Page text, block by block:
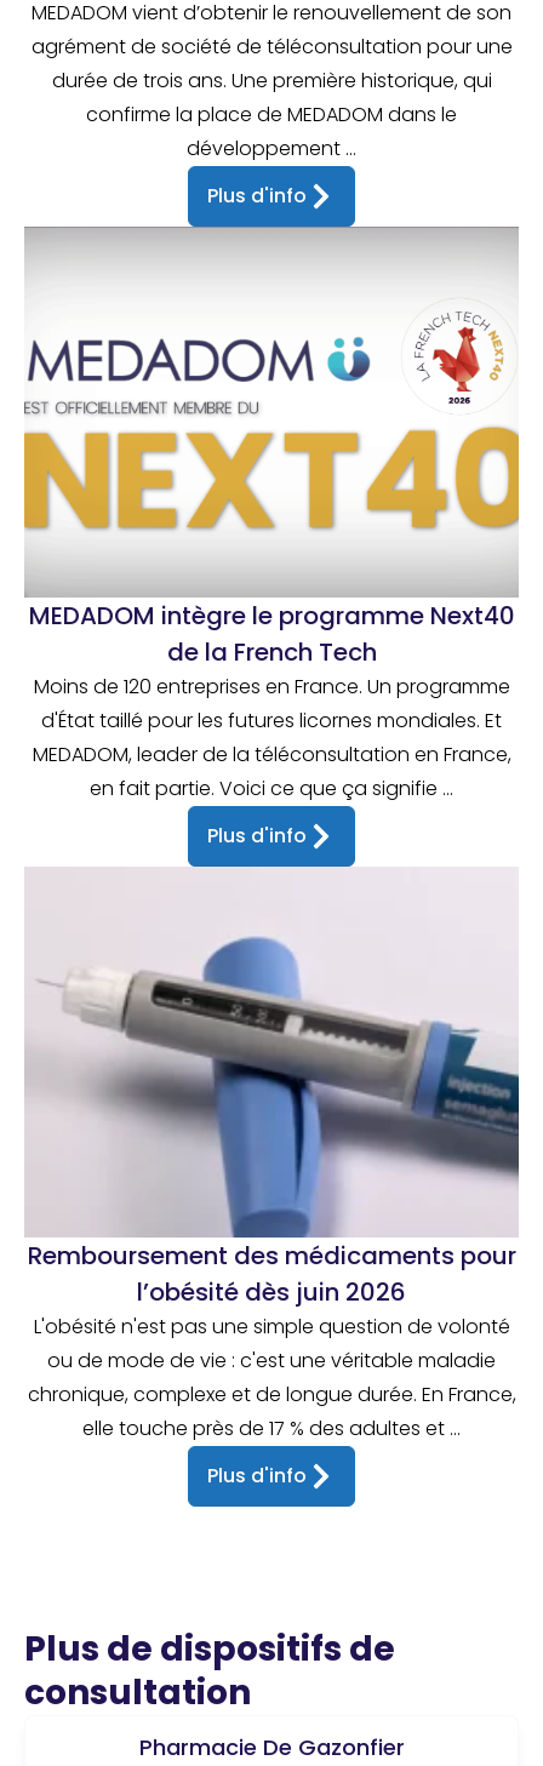
MEDADOM vient d’obtenir le renouvellement de son
agrément de société de téléconsultation pour une
durée de trois ans. Une première historique, qui
confirme la place de MEDADOM dans le
développement ...
Plus d'info
MEDADOM intègre le programme Next40
de la French Tech
Moins de 120 entreprises en France. Un programme
d'État taillé pour les futures licornes mondiales. Et
MEDADOM, leader de la téléconsultation en France,
en fait partie. Voici ce que ça signifie ...
Plus d'info
Remboursement des médicaments pour
l’obésité dès juin 2026
L'obésité n'est pas une simple question de volonté
ou de mode de vie : c'est une véritable maladie
chronique, complexe et de longue durée. En France,
elle touche près de 17 % des adultes et ...
Plus d'info
Plus de dispositifs de
consultation
Pharmacie De Gazonfier